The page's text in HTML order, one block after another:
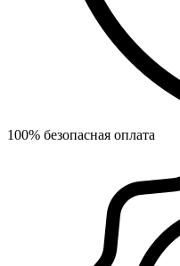
100% безопасная оплата